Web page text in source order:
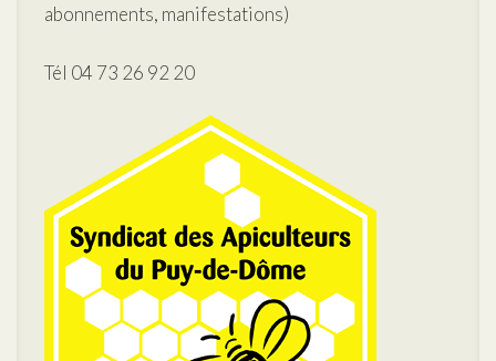
abonnements, manifestations)
Tél 04 73 26 92 20